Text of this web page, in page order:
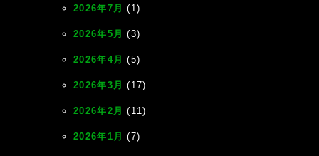
2026年7月 (1)
2026年5月 (3)
2026年4月 (5)
2026年3月 (17)
2026年2月 (11)
2026年1月 (7)